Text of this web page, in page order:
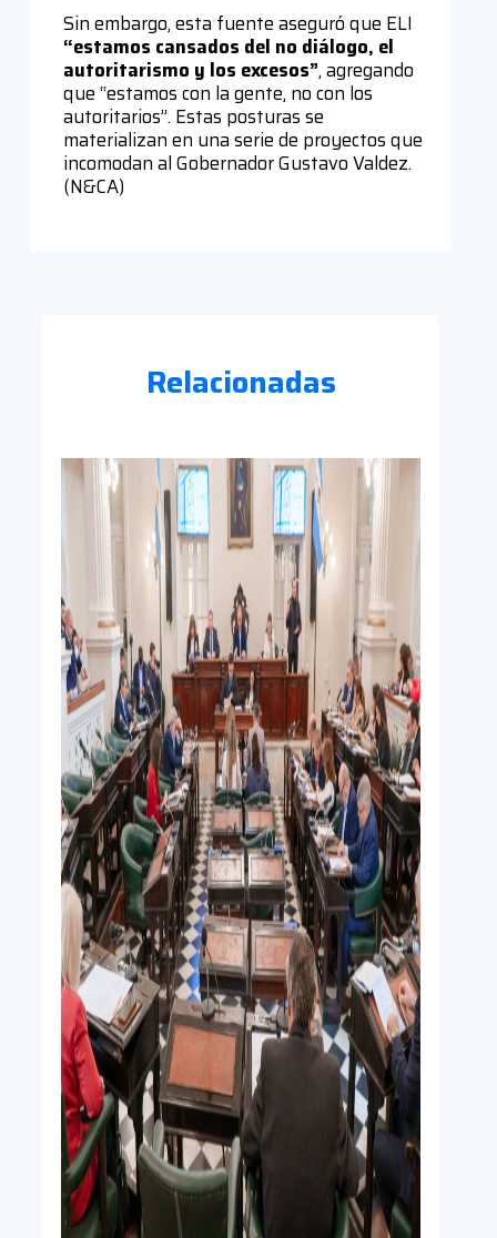
Sin embargo, esta fuente aseguró que ELI
“estamos cansados del no diálogo, el
autoritarismo y los excesos”, agregando
que “estamos con la gente, no con los
autoritarios”. Estas posturas se
materializan en una serie de proyectos que
incomodan al Gobernador Gustavo Valdez.
(N&CA)
Relacionadas